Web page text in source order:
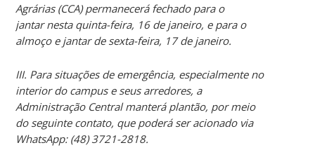
Agrárias (CCA) permanecerá fechado para o
jantar nesta quinta-feira, 16 de janeiro, e para o
almoço e jantar de sexta-feira, 17 de janeiro.
III. Para situações de emergência, especialmente no
interior do campus e seus arredores, a
Administração Central manterá plantão, por meio
do seguinte contato, que poderá ser acionado via
WhatsApp: (48) 3721-2818.